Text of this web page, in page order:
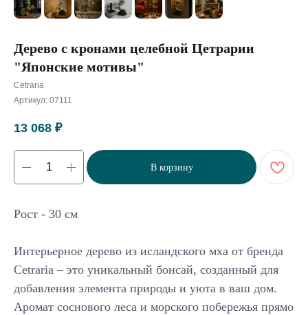
Дерево с кронами целебной Цетрарии
"Японские мотивы"
Cetraria
Артикул: 07111
13 068 ₽
В корзину
Рост - 30 см
Интерьерное дерево из исландского мха от бренда
Cetraria – это уникальный бонсай, созданный для
добавления элемента природы и уюта в ваш дом.
Аромат соснового леса и морского побережья прямо